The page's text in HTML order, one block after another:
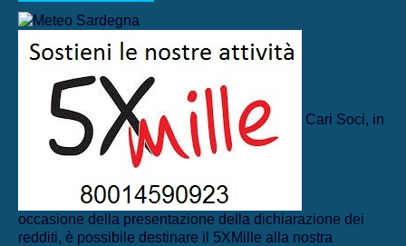
Cari Soci, in
occasione della presentazione della dichiarazione dei
redditi, è possibile destinare il 5XMille alla nostra